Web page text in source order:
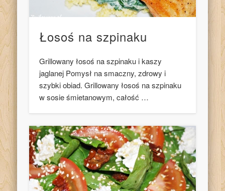
Łosoś na szpinaku
Grillowany łosoś na szpinaku i kaszy
jaglanej Pomysł na smaczny, zdrowy i
szybki obiad. Grillowany łosoś na szpinaku
w sosie śmietanowym, całość …